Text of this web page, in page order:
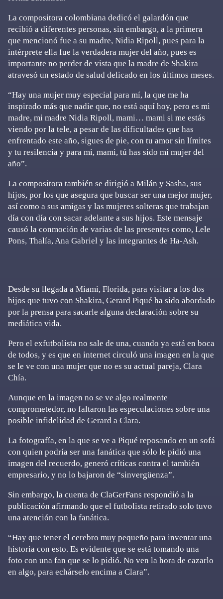
La compositora colombiana dedicó el galardón que
recibió a diferentes personas, sin embargo, a la primera
que mencionó fue a su madre, Nidia Ripoll, pues para la
intérprete ella fue la verdadera mujer del año, pues es
importante no perder de vista que la madre de Shakira
atravesó un estado de salud delicado en los últimos meses.
“Hay una mujer muy especial para mí, la que me ha
inspirado más que nadie que, no está aquí hoy, pero es mi
madre, mi madre Nidia Ripoll, mami… mami si me estás
viendo por la tele, a pesar de las dificultades que has
enfrentado este año, sigues de pie, con tu amor sin límites
y tu resilencia y para mi, mami, tú has sido mi mujer del
año”.
La compositora también se dirigió a Milán y Sasha, sus
hijos, por los que asegura que buscar ser una mejor mujer,
así como a sus amigas y las mujeres solteras que trabajan
día con día con sacar adelante a sus hijos. Este mensaje
causó la conmoción de varias de las presentes como, Lele
Pons, Thalía, Ana Gabriel y las integrantes de Ha-Ash.
Desde su llegada a Miami, Florida, para visitar a los dos
hijos que tuvo con Shakira, Gerard Piqué ha sido abordado
por la prensa para sacarle alguna declaración sobre su
mediática vida.
Pero el exfutbolista no sale de una, cuando ya está en boca
de todos, y es que en internet circuló una imagen en la que
se le ve con una mujer que no es su actual pareja, Clara
Chía.
Aunque en la imagen no se ve algo realmente
comprometedor, no faltaron las especulaciones sobre una
posible infidelidad de Gerard a Clara.
La fotografía, en la que se ve a Piqué reposando en un sofá
con quien podría ser una fanática que sólo le pidió una
imagen del recuerdo, generó críticas contra el también
empresario, y no lo bajaron de “sinvergüenza”.
Sin embargo, la cuenta de ClaGerFans respondió a la
publicación afirmando que el futbolista retirado solo tuvo
una atención con la fanática.
“Hay que tener el cerebro muy pequeño para inventar una
historia con esto. Es evidente que se está tomando una
foto con una fan que se lo pidió. No ven la hora de cazarlo
en algo, para echárselo encima a Clara”.